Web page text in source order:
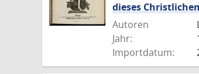
dieses
Autoren
Jahr:
Importdatum: